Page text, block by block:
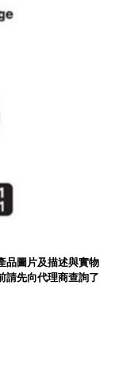
品圖片及描述與實物
請先向代理商查詢了